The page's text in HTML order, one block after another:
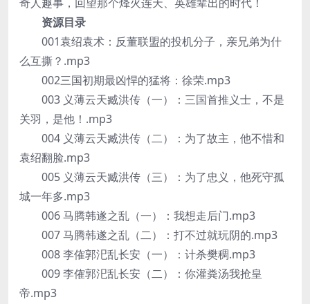
资源目录
001袁绍袁术：反董联盟的投机分子，亲兄弟为什
么互撕？.mp3
002三国初期最凶悍的猛将：徐荣.mp3
003 义薄云天臧洪传（一）：三国首推义士，不是
关羽，是他！.mp3
004 义薄云天臧洪传（二）：为了故主，他不惜和
袁绍翻脸.mp3
005 义薄云天臧洪传（三）：为了忠义，他死守孤
城一年多.mp3
006 马腾韩遂之乱（一）：我想走后门.mp3
007 马腾韩遂之乱（二）：打不过就玩阴的.mp3
008 李傕郭汜乱长安（一）：计杀樊稠.mp3
009 李傕郭汜乱长安（二）：你灌粪汤我抢皇
帝.mp3